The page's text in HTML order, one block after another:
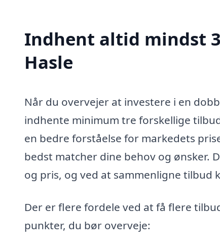
Indhent altid mindst
Hasle
Når du overvejer at investere i en
indhente minimum tre forskellige
en bedre forståelse for markedets
bedst matcher dine behov og ønsker.
og pris, og ved at sammenligne tilbud
Der er flere fordele ved at få flere
punkter, du bør overveje: